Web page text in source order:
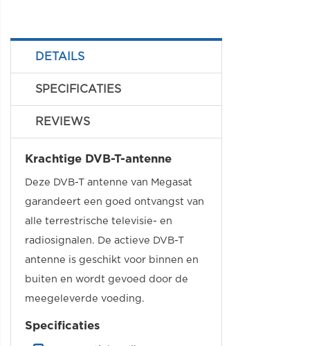
DETAILS
SPECIFICATIES
REVIEWS
Krachtige DVB-T-antenne
Deze DVB-T antenne van Megasat
garandeert een goed ontvangst van
alle terrestrische televisie- en
radiosignalen. De actieve DVB-T
antenne is geschikt voor binnen en
buiten en wordt gevoed door de
meegeleverde voeding.
Specificaties